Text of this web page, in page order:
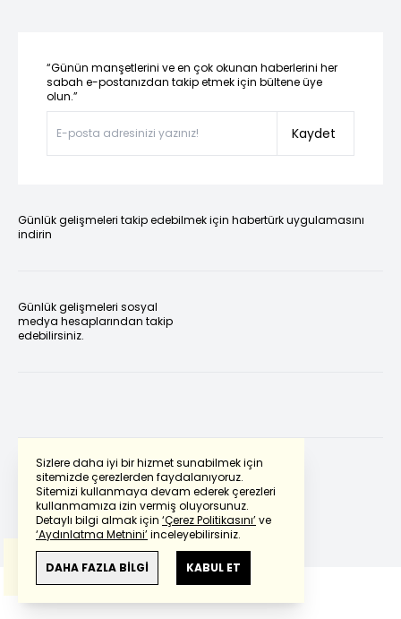
Sizlere daha iyi bir hizmet sunabilmek için
sitemizde çerezlerden faydalanıyoruz.
Sitemizi kullanmaya devam ederek çerezleri
kullanmamıza izin vermiş oluyorsunuz.
Detaylı bilgi almak için ‘Çerez Politikasını’ve
‘Aydınlatma Metnini’inceleyebilirsiniz.
DAHA FAZLA BİLGİ KABUL ET
“Günün manşetlerini ve en çok okunan haberlerini her
sabah e-postanızdan takip etmek için bültene üye
olun.”
Kaydet
Günlük gelişmeleri takip edebilmek için habertürk uygulamasını
indirin
Günlük gelişmeleri sosyal
medya hesaplarından takip
edebilirsiniz.
Powered by Translate
Bu çevirideGoogle Transletekullanılmıştır.
Anlam ve çeviri hatalarından
haberturk.com
sorumlu değildir.